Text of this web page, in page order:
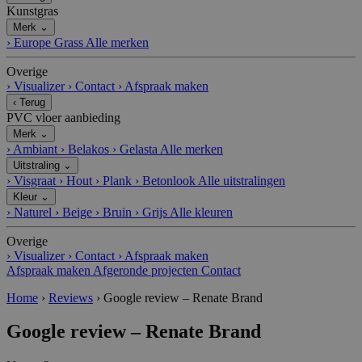
Kunstgras
Merk ⌄
› Europe Grass Alle merken
Overige
› Visualizer › Contact › Afspraak maken
‹ Terug
PVC vloer aanbieding
Merk ⌄
› Ambiant › Belakos › Gelasta Alle merken
Uitstraling ⌄
› Visgraat › Hout › Plank › Betonlook Alle uitstralingen
Kleur ⌄
› Naturel › Beige › Bruin › Grijs Alle kleuren
Overige
› Visualizer › Contact › Afspraak maken
Afspraak maken Afgeronde projecten Contact
Home › Reviews › Google review – Renate Brand
Google review – Renate Brand
o
m
__cfruid
C
lo
r
n
al
e
dl
y.
c
m
es
Cookie geassocieerd met sites die
CloudFlare gebruiken, gebruikt om
o
m
noodzakelijke cookie (_GRECAPTCHA)